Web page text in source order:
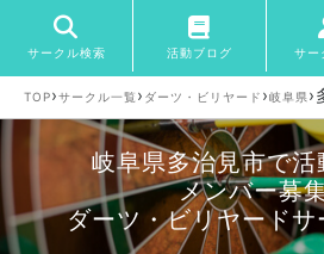
サークル検索 活動ブログ サー
TOP›サークル一覧 › ダーツ・ビリヤード ›岐阜県›
岐阜県多治見市で活
メンバー募
ダーツ・ビリヤードサ